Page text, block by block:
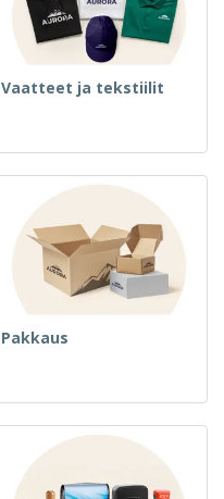
Vaatteet ja tekstiilit
Pakkaus